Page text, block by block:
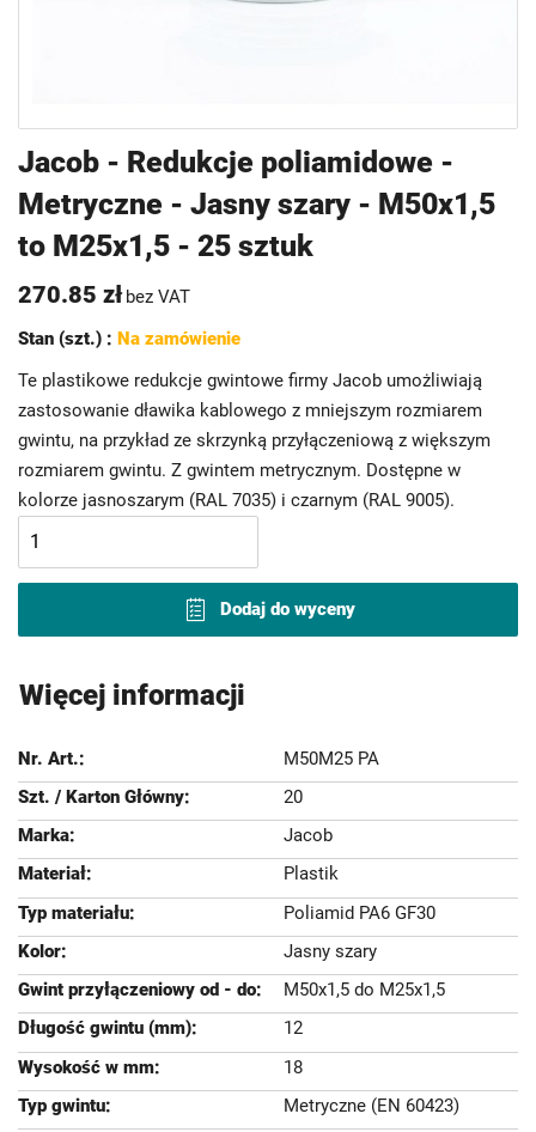
Jacob - Redukcje poliamidowe -
Metryczne - Jasny szary - M50x1,5
to M25x1,5 - 25 sztuk
270.85 zł bez VAT
Stan (szt.) : Na zamówienie
Te plastikowe redukcje gwintowe firmy Jacob umożliwiają
zastosowanie dławika kablowego z mniejszym rozmiarem
gwintu, na przykład ze skrzynką przyłączeniową z większym
rozmiarem gwintu. Z gwintem metrycznym. Dostępne w
kolorze jasnoszarym (RAL 7035) i czarnym (RAL 9005).
Dodaj do wyceny
na
początek
galerii
Więcej informacji
M50M25 PA
20
Jacob
Plastik
Poliamid PA6 GF30
Jasny szary
M50x1,5 do M25x1,5
12
18
Metryczne (EN 60423)